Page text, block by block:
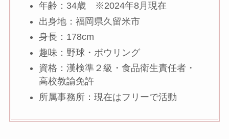
年齢：34歳 ※2024年8月現在
出身地：福岡県久留米市
身長：178cm
趣味：野球・ボウリング
資格：漢検準２級・食品衛生責任者・
高校教諭免許
所属事務所：現在はフリーで活動